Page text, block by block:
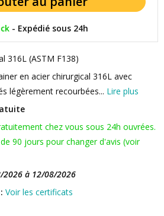
- Expédié sous 24h
316L (ASTM F138)
en acier chirurgical 316L avec
légèrement recourbées... Lire plus
chez vous sous 24h ouvrées.
90 jours pour changer d'avis (voir
2026 à 12/08/2026
Voir les certificats